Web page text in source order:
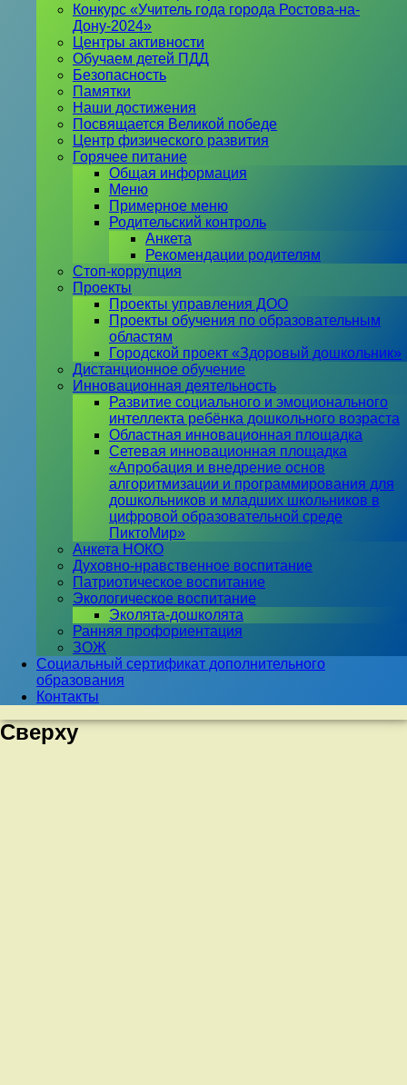
Конкурс «Учитель года города Ростова-на-
Дону-2024»
Центры активности
Обучаем детей ПДД
Безопасность
Памятки
Наши достижения
Посвящается Великой победе
Центр физического развития
Горячее питание
Общая информация
Меню
Примерное меню
Родительский контроль
Анкета
Рекомендации родителям
Стоп-коррупция
Проекты
Проекты управления ДОО
Проекты обучения по образовательным
областям
Городской проект «Здоровый дошкольник»
Дистанционное обучение
Инновационная деятельность
Развитие социального и эмоционального
интеллекта ребёнка дошкольного возраста
Областная инновационная площадка
Сетевая инновационная площадка
«Апробация и внедрение основ
алгоритмизации и программирования для
дошкольников и младших школьников в
цифровой образовательной среде
ПиктоМир»
Анкета НОКО
Духовно-нравственное воспитание
Патриотическое воспитание
Экологическое воспитание
Эколята-дошколята
Ранняя профориентация
ЗОЖ
Социальный сертификат дополнительного
образования
Контакты
Сверху